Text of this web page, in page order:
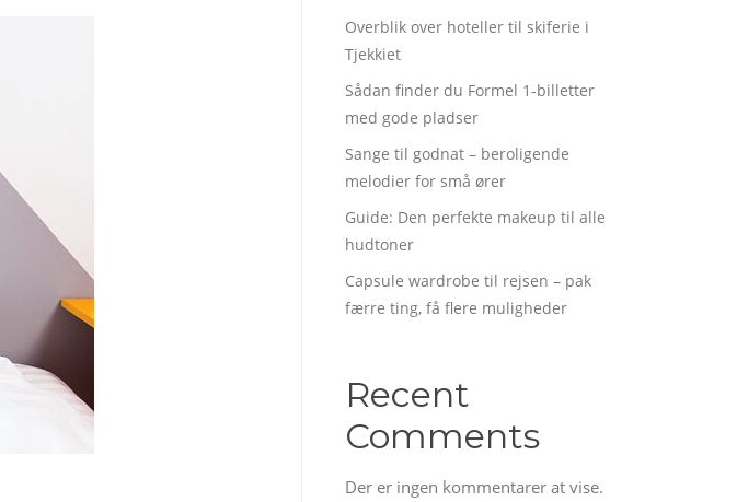
Overblik over hoteller til skiferie i
Tjekkiet
Sådan finder du Formel 1-billetter
med gode pladser
Sange til godnat – beroligende
melodier for små ører
Guide: Den perfekte makeup til alle
hudtoner
Capsule wardrobe til rejsen – pak
færre ting, få flere muligheder
Recent
Comments
Der er ingen kommentarer at vise.